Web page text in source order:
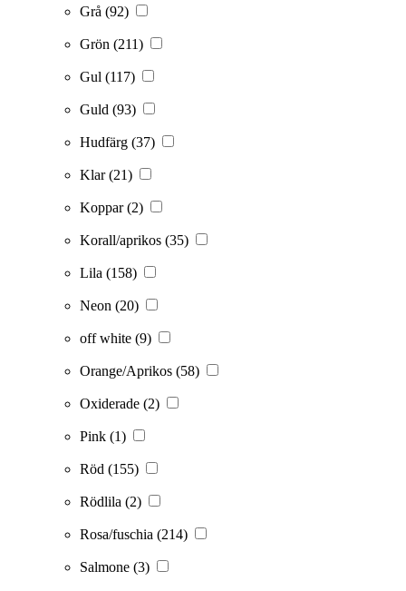
Grå (92)
Grön (211)
Gul (117)
Guld (93)
Hudfärg (37)
Klar(21)
Koppar(2)
Korall/aprikos (35)
Lila (158)
Neon (20)
off white (9)
Orange/Aprikos (58)
Oxiderade (2)
Pink (1)
Röd (155)
Rödlila (2)
Rosa/fuschia (214)
Salmone (3)